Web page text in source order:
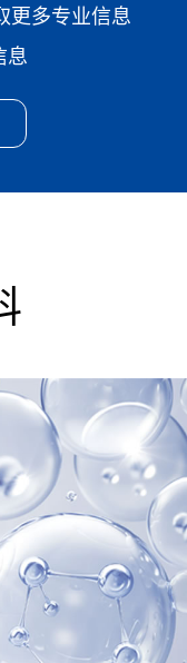
更多专业信息
息